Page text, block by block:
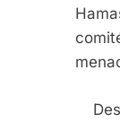
Des